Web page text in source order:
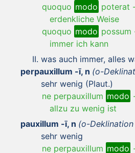
quoquo modo poterat
erdenkliche Weise
quoquo modo possum
immer ich kann
was auch immer, alles
perpauxillum -ī, n (o-
sehr wenig (Plaut.)
ne perpauxillum modo
allzu zu wenig ist
pauxillum -ī, n (o-Deklination
sehr wenig
ne perpauxillum modo